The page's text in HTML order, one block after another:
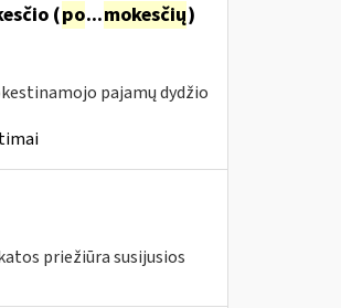
(po...mokesčių)
pajamų dydžio
priežiūra susijusios